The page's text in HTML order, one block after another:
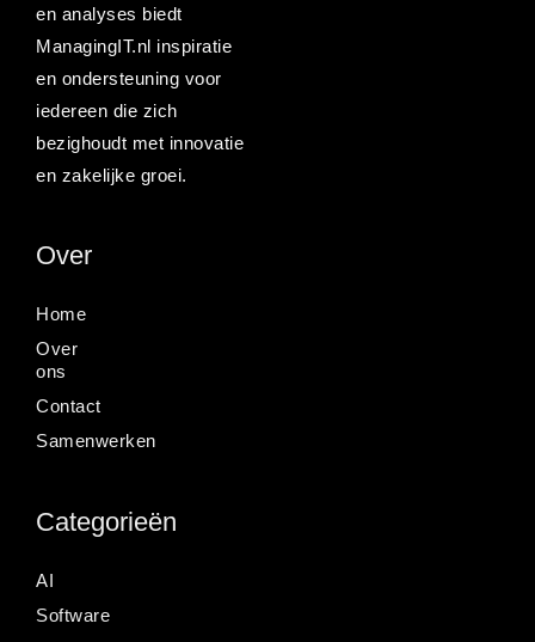
en analyses biedt
ManagingIT.nl inspiratie
en ondersteuning voor
iedereen die zich
bezighoudt met innovatie
en zakelijke groei.
Over
Home
Over
ons
Contact
Samenwerken
Categorieën
AI
Software